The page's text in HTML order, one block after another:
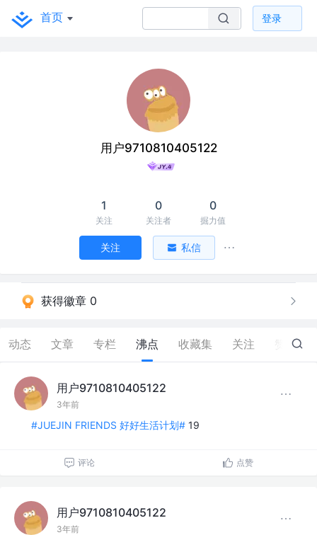
首页 登录
用户9710810405122
1
关注
0
关注者
0
掘力值
关注 私信
获得徽章 0
动态 文章 专栏 沸点 收藏集 关注 1
用户9710810405122
3年前
#JUEJIN FRIENDS 好好生活计划# 19
评论 点赞
用户9710810405122
3年前